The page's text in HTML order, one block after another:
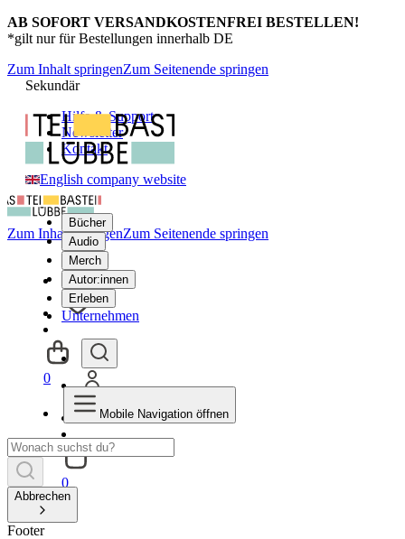
AB SOFORT VERSANDKOSTENFREI BESTELLEN!
*gilt nur für Bestellungen innerhalb DE
Zum Inhalt springenZum Seitenende springen
Sekundär
Hilfe & Support
Newsletter
Kontakt
English company website
Bücher
Audio
Merch
Autor:innen
Erleben
Unternehmen
0
Zum Inhalt springenZum Seitenende springen
0
Mobile Navigation öffnen
Abbrechen
Footer